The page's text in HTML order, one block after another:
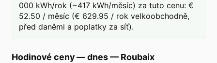
000 kWh/rok (~417 kWh/měsíc) za tuto cenu: €
52.50 / měsíc (€ 629.95 / rok velkoobchodně,
před daněmi a poplatky za síť).
Hodinové ceny — dnes— Roubaix